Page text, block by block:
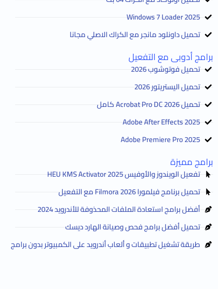
2025 Windows 7 Loader
تحميل داونلود مانجر مع الكراك الاصلي مجانا
برامج أدوبى مع التفعيل
تحميل فوتوشوب 2026
تحميل اليستريتور 2026
تحميل Acrobat Pro DC 2026 كامل
Adobe After Effects 2025
Adobe Premiere Pro 2025
برامج مميزة
تفعيل الويندوز والأوفيس HEU KMS Activator 2025
تحميل برنامج فيلمورا Filmora 2026 مع التفعيل
أفضل برامج استعادة الملفات المحذوفة للأندرويد 2024
تحميل أفضل برامج فحص وصيانة الهارد ديسك
طريقة تشغيل تطبيقات و ألعاب أندرويد على الكمبيوتر بدون برامج